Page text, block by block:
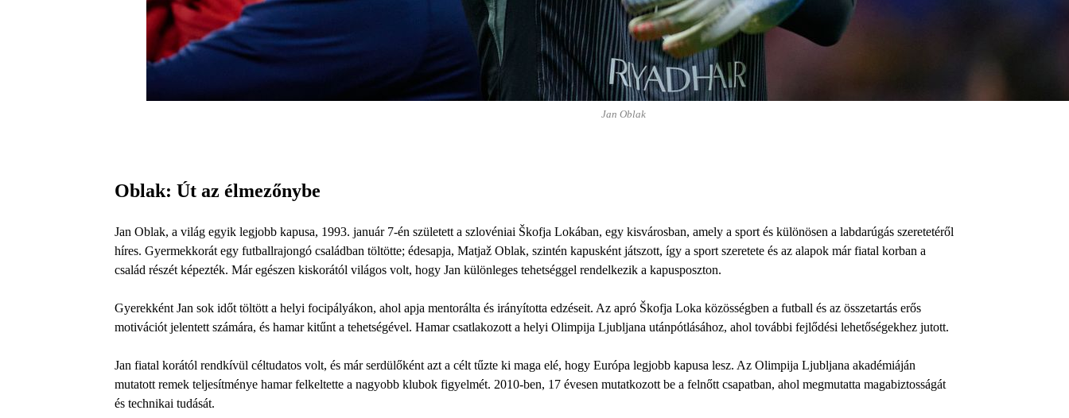
Jan Oblak
Oblak: Út az élmezőnybe
Jan Oblak, a világ egyik legjobb kapusa, 1993. január 7-én született a szlovéniai Škofja Lokában, egy kisvárosban, amely a sport és különösen a labdarúgás szeretetéről
híres. Gyermekkorát egy futballrajongó családban töltötte; édesapja, Matjaž Oblak, szintén kapusként játszott, így a sport szeretete és az alapok már fiatal korban a
család részét képezték. Már egészen kiskorától világos volt, hogy Jan különleges tehetséggel rendelkezik a kapusposzton.
Gyerekként Jan sok időt töltött a helyi focipályákon, ahol apja mentorálta és irányította edzéseit. Az apró Škofja Loka közösségben a futball és az összetartás erős
motivációt jelentett számára, és hamar kitűnt a tehetségével. Hamar csatlakozott a helyi Olimpija Ljubljana utánpótlásához, ahol további fejlődési lehetőségekhez jutott.
Jan fiatal korától rendkívül céltudatos volt, és már serdülőként azt a célt tűzte ki maga elé, hogy Európa legjobb kapusa lesz. Az Olimpija Ljubljana akadémiáján
mutatott remek teljesítménye hamar felkeltette a nagyobb klubok figyelmét. 2010-ben, 17 évesen mutatkozott be a felnőtt csapatban, ahol megmutatta magabiztosságát
és technikai tudását.